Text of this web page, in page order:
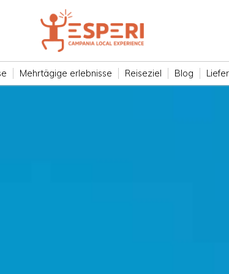
Mehrtägige erlebnisse Reiseziel Blog